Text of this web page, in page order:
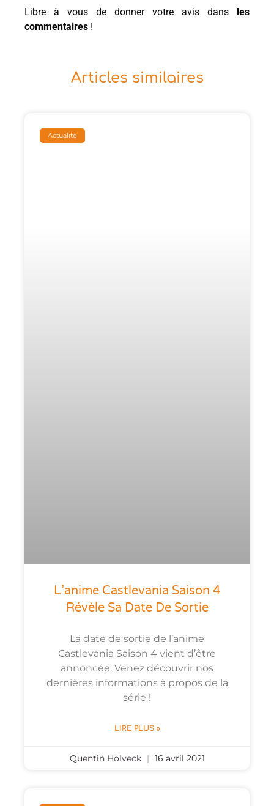
Libre à vous de donner votre avis dans les
commentaires !
Articles similaires
Actualité
L’anime Castlevania Saison 4
Révèle Sa Date De Sortie
La date de sortie de l’anime
Castlevania Saison 4 vient d’être
annoncée. Venez découvrir nos
dernières informations à propos de la
série !
LIRE PLUS »
Quentin Holveck 16 avril 2021